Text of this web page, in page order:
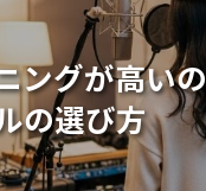
ングが高い
の選び方